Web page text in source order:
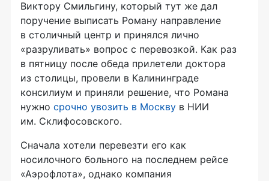
Виктору Смильгину, который тут же дал
поручение выписать Роману направление
в столичный центр и принялся лично
«разруливать» вопрос с перевозкой. Как раз
в пятницу после обеда прилетели доктора
из столицы, провели в Калининграде
консилиум и приняли решение, что Романа
нужно срочно увозить в Москву в НИИ
им. Склифосовского.
Сначала хотели перевезти его как
носилочного больного на последнем рейсе
«Аэрофлота», однако компания